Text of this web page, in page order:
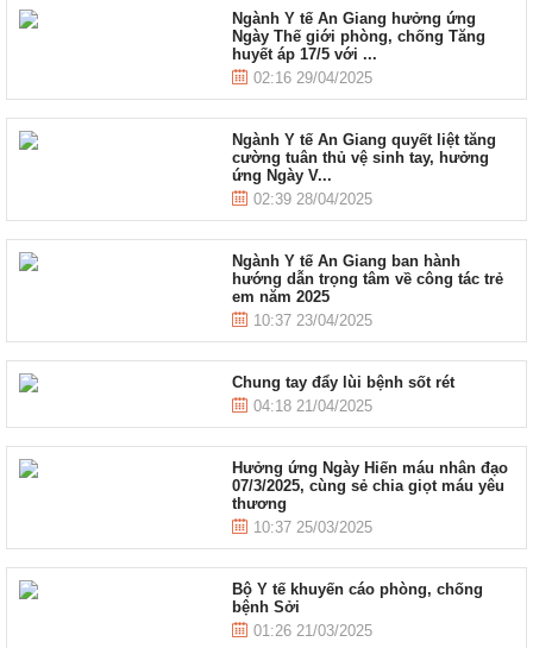
Ngành Y tế An Giang hưởng ứng
Ngày Thế giới phòng, chống Tăng
huyết áp 17/5 với ...
02:16 29/04/2025
Ngành Y tế An Giang quyết liệt tăng
cường tuân thủ vệ sinh tay, hưởng
ứng Ngày V...
02:39 28/04/2025
Ngành Y tế An Giang ban hành
hướng dẫn trọng tâm về công tác trẻ
em năm 2025
10:37 23/04/2025
Chung tay đẩy lùi bệnh sốt rét
04:18 21/04/2025
Hưởng ứng Ngày Hiến máu nhân đạo
07/3/2025, cùng sẻ chia giọt máu yêu
thương
10:37 25/03/2025
Bộ Y tế khuyến cáo phòng, chống
bệnh Sởi
01:26 21/03/2025